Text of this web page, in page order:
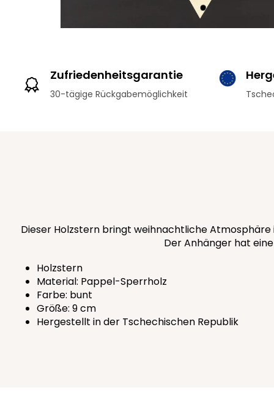
Zufriedenheitsgarantie
30-tägige Rückgabemöglichkeit
Dieser Holzstern bringt weihnachtliche
Der Anhänger hat
Holzstern
Material: Pappel-Sperrholz
Farbe: bunt
Größe: 9 cm
Hergestellt in der Tschechischen Republik